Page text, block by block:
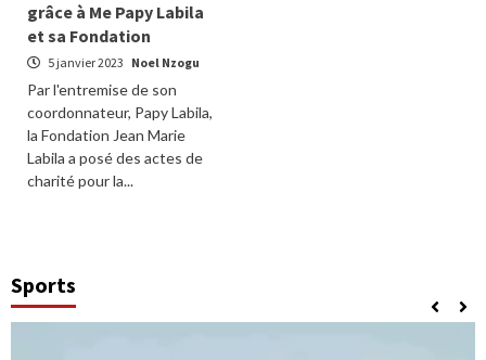
grâce à Me Papy Labila
et sa Fondation
5 janvier 2023 Noel Nzogu
Par l'entremise de son
coordonnateur, Papy Labila,
la Fondation Jean Marie
Labila a posé des actes de
charité pour la...
Sports